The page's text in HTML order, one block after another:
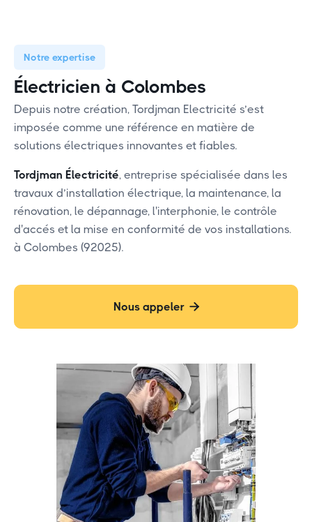
Notre expertise
Électricien à Colombes
Depuis notre création, Tordjman Electricité s’est
imposée comme une référence en matière de
solutions électriques innovantes et fiables.
Tordjman Électricité, entreprise spécialisée dans les
travaux d’installation électrique, la maintenance, la
rénovation, le dépannage, l'interphonie, le contrôle
d'accés et la mise en conformité de vos installations.
à Colombes (92025).
Nous appeler 